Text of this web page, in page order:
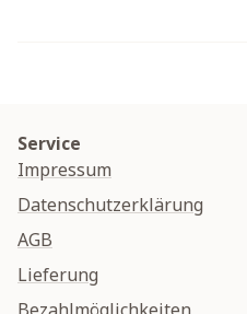
Service
Impressum
Datenschutzerklärung
AGB
Lieferung